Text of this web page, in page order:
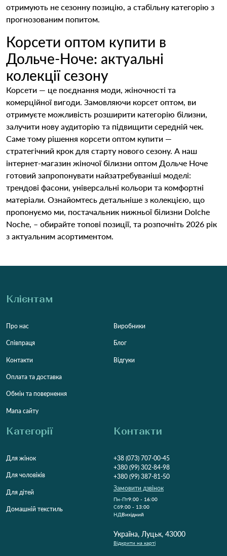
отримують не сезонну позицію, а стабільну категорію з
прогнозованим попитом.
Корсети оптом купити в
Дольче-Ноче: актуальні
колекції сезону
Корсети — це поєднання моди, жіночності та
комерційної вигоди. Замовляючи корсет оптом, ви
отримуєте можливість розширити категорію білизни,
залучити нову аудиторію та підвищити середній чек.
Саме тому рішення корсети оптом купити —
стратегічний крок для старту нового сезону. А наш
інтернет-магазин жіночої білизни оптом Дольче Ноче
готовий запропонувати найзатребуваніші моделі:
трендові фасони, універсальні кольори та комфортні
матеріали. Ознайомтесь детальніше з колекцією, що
пропонуємо ми, постачальник нижньої білизни Dolche
Noche, – обирайте топові позиції, та розпочніть 2026 рік
з актуальним асортиментом.
Клієнтам
Про нас
Співпраця
Контакти
Оплата та доставка
Обмін та повернення
Мапа сайту
Виробники
Блог
Відгуки
Категорії
Для жінок
Для чоловіків
Для дітей
Домашній текстиль
Контакти
+38 (073) 707-00-45
+380 (99) 302-84-98
+380 (99) 387-81-50
Замовити дзвінок
Пн-Пт9:00 - 16:00
Cб9:00 - 13:00
НДВихідний
Україна, Луцьк, 43000
Відкрити на карті